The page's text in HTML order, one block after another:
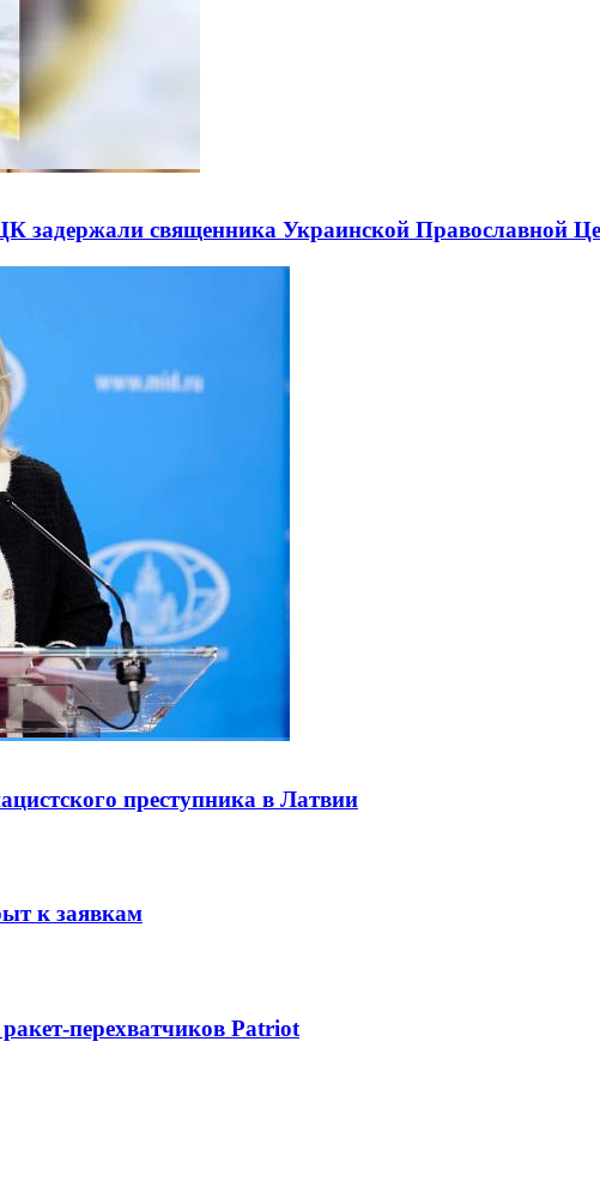
задержали священника Украинской Православной
преступника в Латвии
к заявкам
перехватчиков Patriot